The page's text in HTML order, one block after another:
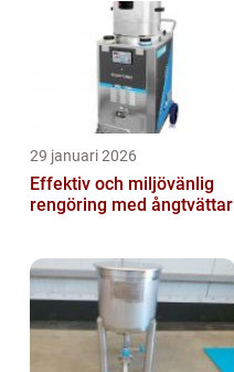
29 januari 2026
Effektiv och miljövänlig
rengöring med ångtvättar